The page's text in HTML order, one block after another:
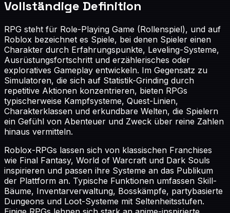
Vollständige Definition
RPG steht für Role-Playing Game (Rollenspiel), und auf
Roblox bezeichnet es Spiele, bei denen Spieler einen
Charakter durch Erfahrungspunkte, Leveling-Systeme,
Ausrüstungsfortschritt und erzählerisches oder
exploratives Gameplay entwickeln. Im Gegensatz zu
Simulatoren, die sich auf Statistik-Grinding durch
repetitive Aktionen konzentrieren, bieten RPGs
typischerweise Kampfsysteme, Quest-Linien,
Charakterklassen und erkundbare Welten, die Spielern
ein Gefühl von Abenteuer und Zweck über reine Zahlen
hinaus vermitteln.
Roblox-RPGs lassen sich von klassischen Franchises
wie Final Fantasy, World of Warcraft und Dark Souls
inspirieren und passen ihre Systeme an das Publikum
der Plattform an. Typische Funktionen umfassen Skill-
Bäume, Inventarverwaltung, Bosskämpfe, partybasierte
Dungeons und Loot-Systeme mit Seltenheitsstufen.